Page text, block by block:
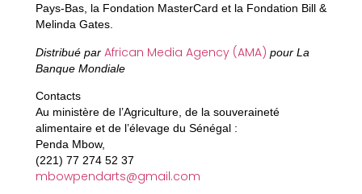
Pays-Bas, la Fondation MasterCard et la Fondation Bill &
Melinda Gates.
Distribué par African Media Agency (AMA) pour La
Banque Mondiale
Contacts
Au ministère de l’Agriculture, de la souveraineté
alimentaire et de l’élevage du Sénégal :
Penda Mbow,
(221) 77 274 52 37
mbowpendarts@gmail.com